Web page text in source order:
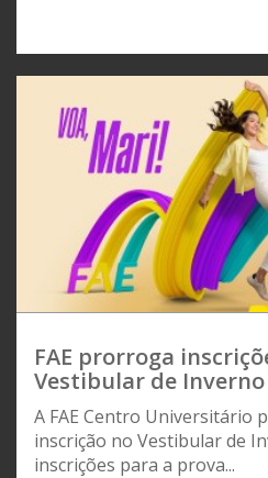
FAE prorroga
Vestibular de Inverno
A FAE Centro Universitário
inscrição no Vestibular de
inscrições para a prova...